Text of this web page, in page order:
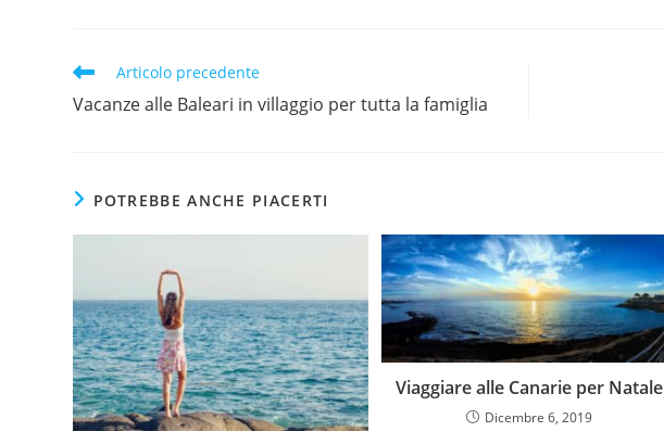
Articolo precedente
Vacanze alle Baleari in villaggio per tutta la famiglia
POTREBBE ANCHE PIACERTI
Viaggiare alle Canarie per Natale
Dicembre 6, 2019